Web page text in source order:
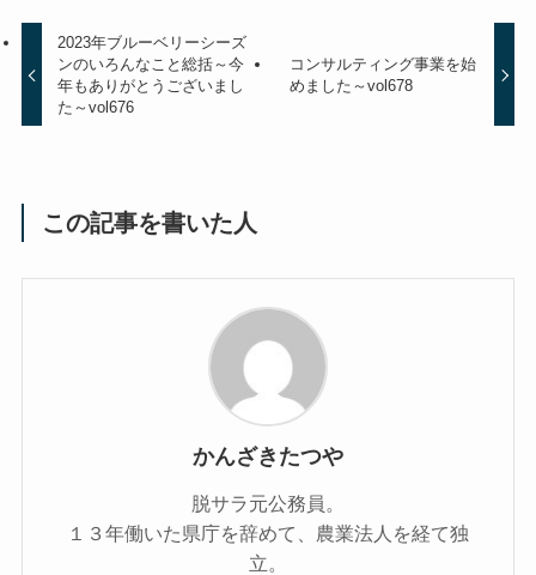
2023年ブルーベリーシーズ
ンのいろんなこと総括～今
年もありがとうございまし
た～vol676
コンサルティング事業を始
めました～vol678
この記事を書いた人
かんざきたつや
脱サラ元公務員。
１３年働いた県庁を辞めて、農業法人を経て独
立。